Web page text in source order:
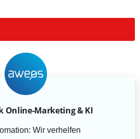
Online-Marketing & KI
Wir verhelfen